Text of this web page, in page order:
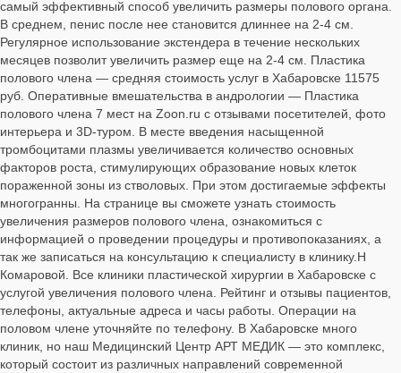
самый эффективный способ увеличить размеры полового органа.
В среднем, пенис после нее становится длиннее на 2-4 см.
Регулярное использование экстендера в течение нескольких
месяцев позволит увеличить размер еще на 2-4 см. Пластика
полового члена — средняя стоимость услуг в Хабаровске 11575
руб. Оперативные вмешательства в андрологии — Пластика
полового члена 7 мест на Zoon.ru с отзывами посетителей, фото
интерьера и 3D-туром. В месте введения насыщенной
тромбоцитами плазмы увеличивается количество основных
факторов роста, стимулирующих образование новых клеток
пораженной зоны из стволовых. При этом достигаемые эффекты
многогранны. На странице вы сможете узнать стоимость
увеличения размеров полового члена, ознакомиться с
информацией о проведении процедуры и противопоказаниях, а
так же записаться на консультацию к специалисту в клинику.Н
Комаровой. Все клиники пластической хирургии в Хабаровске с
услугой увеличения полового члена. Рейтинг и отзывы пациентов,
телефоны, актуальные адреса и часы работы. Операции на
половом члене уточняйте по телефону. В Хабаровске много
клиник, но наш Медицинский Центр АРТ МЕДИК — это комплекс,
который состоит из различных направлений современной